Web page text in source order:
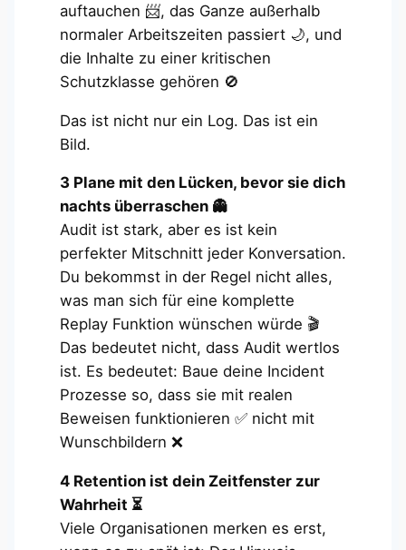
auftauchen 📨, das Ganze außerhalb
normaler Arbeitszeiten passiert 🌙, und
die Inhalte zu einer kritischen
Schutzklasse gehören 🚫
Das ist nicht nur ein Log. Das ist ein
Bild.
3 Plane mit den Lücken, bevor sie dich
nachts überraschen 👻
Audit ist stark, aber es ist kein
perfekter Mitschnitt jeder Konversation.
Du bekommst in der Regel nicht alles,
was man sich für eine komplette
Replay Funktion wünschen würde 🎬
Das bedeutet nicht, dass Audit wertlos
ist. Es bedeutet: Baue deine Incident
Prozesse so, dass sie mit realen
Beweisen funktionieren ✅ nicht mit
Wunschbildern ❌
4 Retention ist dein Zeitfenster zur
Wahrheit ⏳
Viele Organisationen merken es erst,